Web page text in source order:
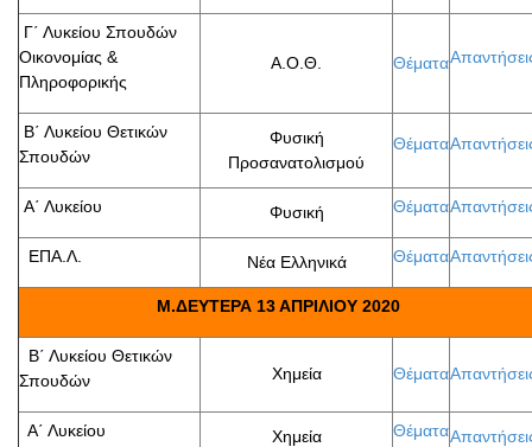
Γ΄ Λυκείου Σπουδών
Οικονομίας &
Πληροφορικής
Α.Ο.Θ. Θέματα
Β΄ Λυκείου Θετικών
Σπουδών
Φυσική
Προσανατολισμού
Θέματα
Α΄ Λυκείου Φυσική Θέματα
ΕΠΑ.Λ. Νέα Ελληνικά Θέματα
Μ.ΔΕΥΤΕΡΑ 13 ΑΠΡΙΛΙΟΥ 2020
Β΄ Λυκείου Θετικών
Σπουδών
Χημεία Θέματα
Α΄ Λυκείου Χημεία Θέματα